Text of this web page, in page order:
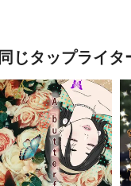
同じタップライ